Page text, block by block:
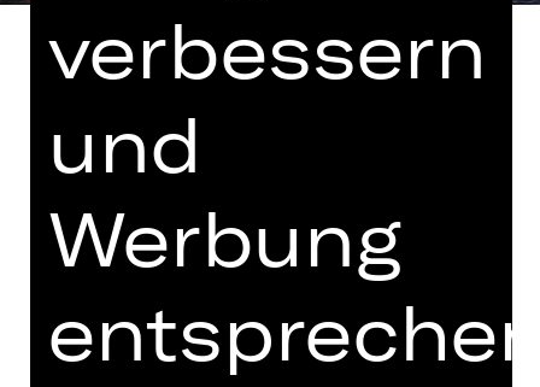
nach einer Idee von Jerome Robbins
Gesangstexte von Stephen Sondheim
In englischer und deutscher Sprache
Altersempfehlung: ab 10. Klasse /
Hinweis auf sensible Inhalte
verbessern
und
Werbung